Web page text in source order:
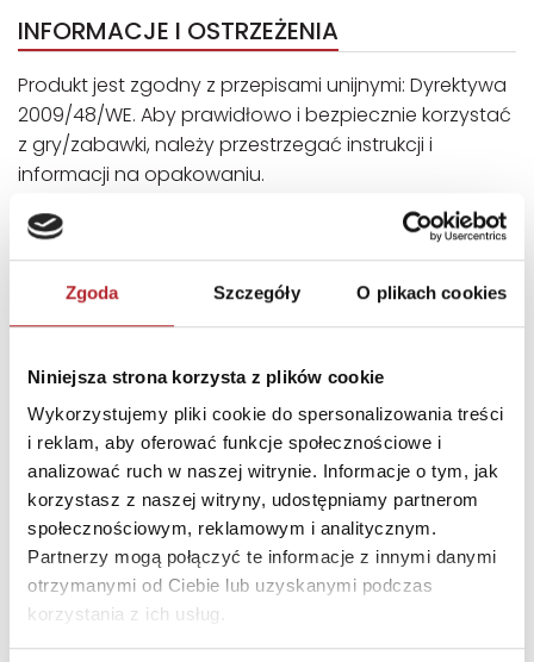
Zgoda Szczegóły O plikach cookies
Niniejsza strona korzysta z plików cookie
Wykorzystujemy pliki cookie do spersonalizowania treści
i reklam, aby oferować funkcje społecznościowe i
analizować ruch w naszej witrynie. Informacje o tym, jak
korzystasz z naszej witryny, udostępniamy partnerom
społecznościowym, reklamowym i analitycznym.
Partnerzy mogą połączyć te informacje z innymi danymi
otrzymanymi od Ciebie lub uzyskanymi podczas
korzystania z ich usług.
INFORMACJE I OSTRZEŻENIA
Produkt jest zgodny z przepisami unijnymi: Dyrektywa
2009/48/WE. Aby prawidłowo i bezpiecznie korzystać
z gry/zabawki, należy przestrzegać instrukcji i
informacji na opakowaniu.
INNI KLIENCI KUPOWALI
Bright Junior Media